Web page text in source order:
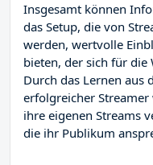
Insgesamt können
das Setup, die von
werden, wertvolle
bieten, der sich für die
Durch das Lernen aus
erfolgreicher Streamer
ihre eigenen Streams
die ihr Publikum